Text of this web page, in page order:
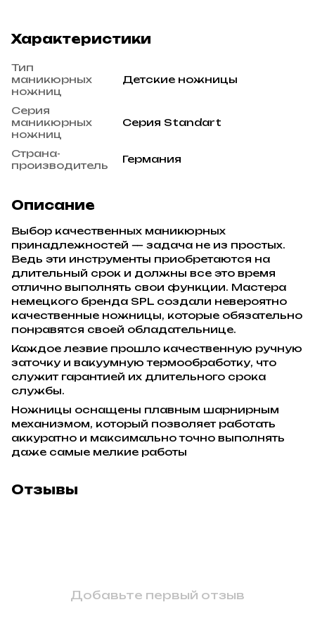
Характеристики
Тип
маникюрных
ножниц
Детские ножницы
Серия
маникюрных
ножниц
Серия Standart
Страна-
производитель
Германия
Описание
Выбор качественных маникюрных
принадлежностей — задача не из простых.
Ведь эти инструменты приобретаются на
длительный срок и должны все это время
отлично выполнять свои функции. Мастера
немецкого бренда SPL создали невероятно
качественные ножницы, которые обязательно
понравятся своей обладательнице.
Каждое лезвие прошло качественную ручную
заточку и вакуумную термообработку, что
служит гарантией их длительного срока
службы.
Ножницы оснащены плавным шарнирным
механизмом, который позволяет работать
аккуратно и максимально точно выполнять
даже самые мелкие работы
Отзывы
Добавьте первый отзыв